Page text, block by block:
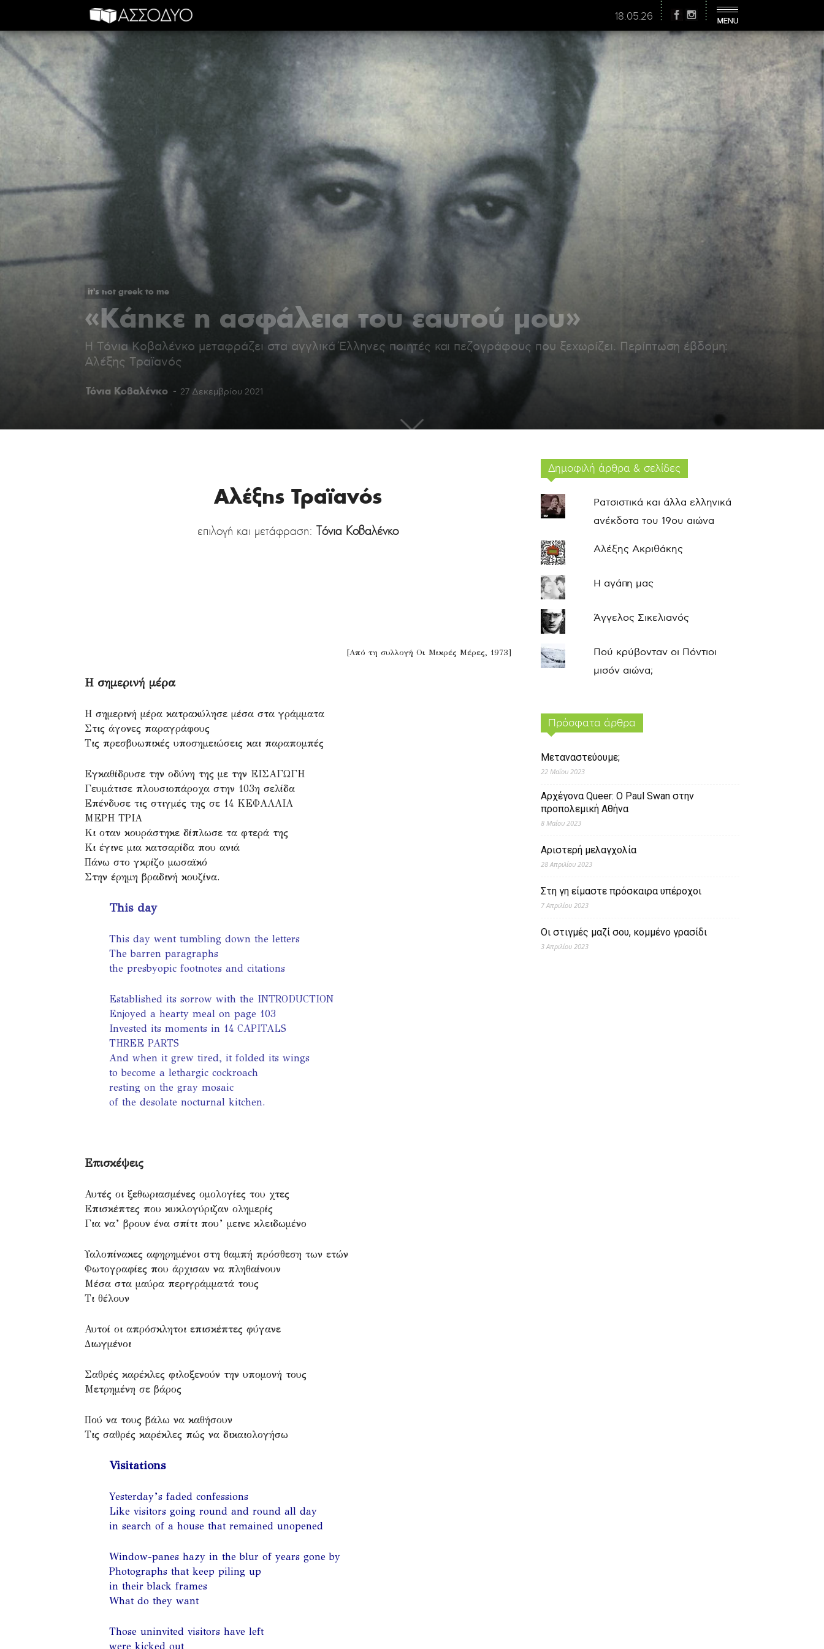
18.05.26
it's not greek to me
«Κάηκε η ασφάλεια του εαυτού μου»
Η Τόνια Κοβαλένκο μεταφράζει στα αγγλικά Έλληνες ποιητές και πεζογράφους που ξεχωρίζει. Περίπτωση έβδομη:
Αλέξης Τραϊανός
Τόνια Κοβαλένκο - 27 Δεκεμβρίου 2021
Αλέξης Τραϊανός
επιλογή και μετάφραση: Τόνια Κοβαλένκο
[Από τη συλλογή Οι Μικρές Μέρες, 1973]
Η σημερινή μέρα
Η σημερινή μέρα κατρακύλησε μέσα στα γράμματα
Στις άγονες παραγράφους
Τις πρεσβυωπικές υποσημειώσεις και παραπομπές
Εγκαθίδρυσε την οδύνη της με την ΕΙΣΑΓΩΓΗ
Γευμάτισε πλουσιοπάροχα στην 103η σελίδα
Επένδυσε τις στιγμές της σε 14 ΚΕΦΑΛΑΙΑ
ΜΕΡΗ ΤΡΙΑ
Κι οταν κουράστηκε δίπλωσε τα φτερά της
Κι έγινε μια κατσαρίδα που ανιά
Πάνω στο γκρίζο μωσαϊκό
Στην έρημη βραδινή κουζίνα.
This day
This day went tumbling down the letters
The barren paragraphs
the presbyopic footnotes and citations
Established its sorrow with the INTRODUCTION
Enjoyed a hearty meal on page 103
Invested its moments in 14 CAPITALS
THREE PARTS
And when it grew tired, it folded its wings
to become a lethargic cockroach
resting on the gray mosaic
of the desolate nocturnal kitchen.
Επισκέψεις
Αυτές οι ξεθωριασμένες ομολογίες του χτες
Επισκέπτες που κυκλογύριζαν ολημερίς
Για να’ βρουν ένα σπίτι που’ μεινε κλειδωμένο
Υαλοπίνακες αφηρημένοι στη θαμπή πρόσθεση των ετών
Φωτογραφίες που άρχισαν να πληθαίνουν
Μέσα στα μαύρα περιγράμματά τους
Τι θέλουν
Αυτοί οι απρόσκλητοι επισκέπτες φύγανε
Διωγμένοι
Σαθρές καρέκλες φιλοξενούν την υπομονή τους
Μετρημένη σε βάρος
Πού να τους βάλω να καθήσουν
Τις σαθρές καρέκλες πώς να δικαιολογήσω
Visitations
Yesterday’s faded confessions
Like visitors going round and round all day
in search of a house that remained unopened
Window-panes hazy in the blur of years gone by
Photographs that keep piling up
in their black frames
What do they want
Those uninvited visitors have left
were kicked out
Δημοφιλή άρθρα & σελίδες
Ρατσιστικά και άλλα ελληνικά
ανέκδοτα του 19ου αιώνα
Αλέξης Ακριθάκης
Η αγάπη μας
Άγγελος Σικελιανός
Πού κρύβονταν οι Πόντιοι
μισόν αιώνα;
Πρόσφατα άρθρα
Μεταναστεύουμε;
22 Μαΐου 2023
Αρχέγονα Queer: O Paul Swan στην
προπολεμική Αθήνα
8 Μαΐου 2023
Αριστερή μελαγχολία
28 Απριλίου 2023
Στη γη είμαστε πρόσκαιρα υπέροχοι
7 Απριλίου 2023
Οι στιγμές μαζί σου, κομμένο γρασίδι
3 Απριλίου 2023